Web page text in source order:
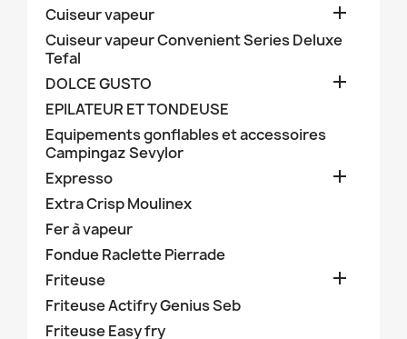
Cuiseur vapeur

Cuiseur vapeur Convenient Series Deluxe
Tefal
DOLCE GUSTO

EPILATEUR ET TONDEUSE
Equipements gonflables et accessoires
Campingaz Sevylor
Expresso

Extra Crisp Moulinex
Fer à vapeur
Fondue Raclette Pierrade
Friteuse

Friteuse Actifry Genius Seb
Friteuse Easy fry